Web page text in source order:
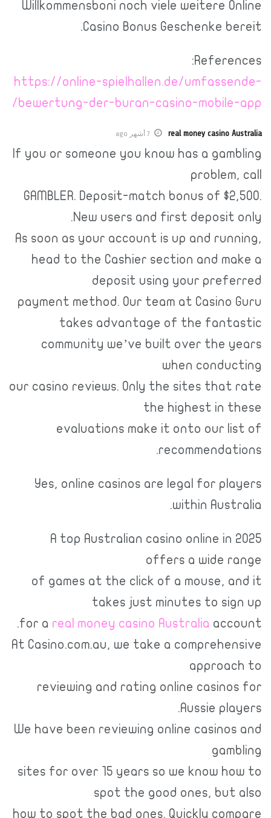
Willkommensboni noch viele weitere Online
Casino Bonus Geschenke bereit.
References:
https://online-spielhallen.de/umfassende-
bewertung-der-buran-casino-mobile-app/
real money casino Australia 7 أشهر ago
If you or someone you know has a gambling
problem, call
GAMBLER. Deposit-match bonus of $2,500.
New users and first deposit only.
As soon as your account is up and running,
head to the Cashier section and make a
deposit using your preferred
payment method. Our team at Casino Guru
takes advantage of the fantastic
community we’ve built over the years
when conducting
our casino reviews. Only the sites that rate
the highest in these
evaluations make it onto our list of
recommendations.
Yes, online casinos are legal for players
within Australia.
A top Australian casino online in 2025
offers a wide range
of games at the click of a mouse, and it
takes just minutes to sign up
for areal money casino Australiaaccount.
At Casino.com.au, we take a comprehensive
approach to
reviewing and rating online casinos for
Aussie players.
We have been reviewing online casinos and
gambling
sites for over 15 years so we know how to
spot the good ones, but also
how to spot the bad ones. Quickly compare